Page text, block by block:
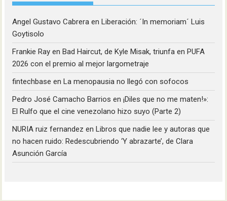
Angel Gustavo Cabrera enLiberación: ´In memoriam´ Luis
Goytisolo
Frankie Ray enBad Haircut, de Kyle Misak, triunfa en PUFA
2026 con el premio al mejor largometraje
fintechbase enLa menopausia no llegó con sofocos
Pedro José Camacho Barrios en¡Diles que no me maten!»:
El Rulfo que el cine venezolano hizo suyo (Parte 2)
NURIA ruiz fernandez enLibros que nadie lee y autoras que
no hacen ruido: Redescubriendo ‘Y abrazarte’, de Clara
Asunción García